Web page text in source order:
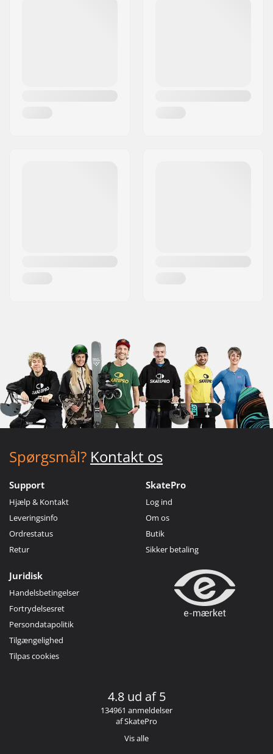
Spørgsmål? Kontakt os
Support
Hjælp & Kontakt
Leveringsinfo
Ordrestatus
Retur
SkatePro
Log ind
Om os
Butik
Sikker betaling
Juridisk
Handelsbetingelser
Fortrydelsesret
Persondatapolitik
Tilgængelighed
Tilpas cookies
4.8 ud af 5
134961 anmeldelser
af SkatePro
Vis alle